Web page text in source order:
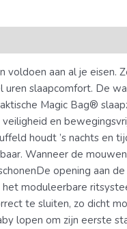
aan al je eisen.
slaapcomfort. De
Magic Bag®
en
houdt ’s nachts en
Wanneer de
opening aan
moduleerbare
te sluiten, zo dicht
lopen om zijn eerste